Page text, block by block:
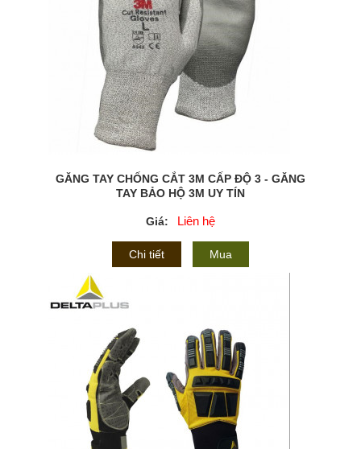
GĂNG TAY CHỐNG CẮT 3M CẤP ĐỘ 3 - GĂNG
TAY BẢO HỘ 3M UY TÍN
Giá: Liên hệ
Chi tiết Mua